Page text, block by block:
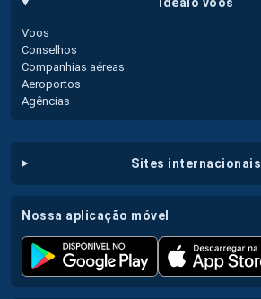
Voos
Conselhos
Companhias aéreas
Aeroportos
Agências
sites internacionais
nossa aplicação móvel